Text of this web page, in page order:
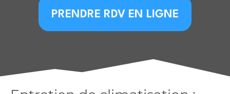
PRENDRE RDV EN LIGNE